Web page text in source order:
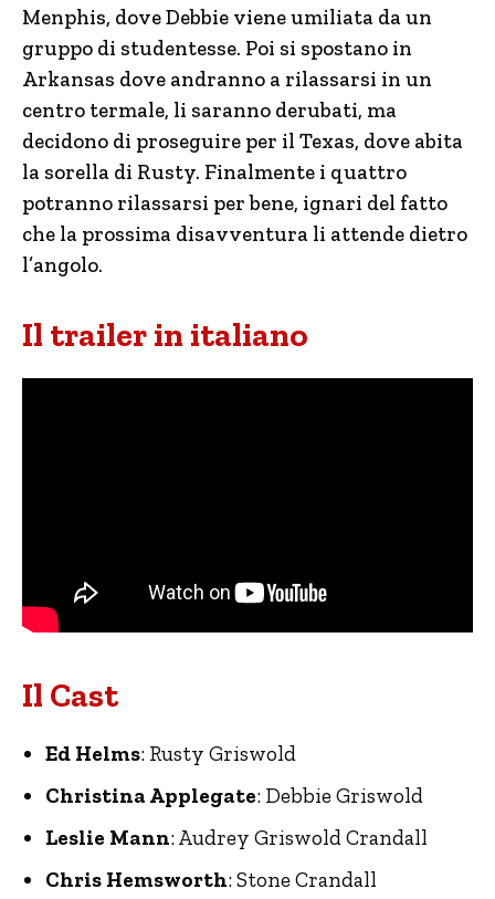
Menphis, dove Debbie viene umiliata da un
gruppo di studentesse. Poi si spostano in
Arkansas dove andranno a rilassarsi in un
centro termale, li saranno derubati, ma
decidono di proseguire per il Texas, dove abita
la sorella di Rusty. Finalmente i quattro
potranno rilassarsi per bene, ignari del fatto
che la prossima disavventura li attende dietro
l’angolo.
Il trailer in italiano
Il Cast
Ed Helms: Rusty Griswold
Christina Applegate: Debbie Griswold
Leslie Mann: Audrey Griswold Crandall
Chris Hemsworth: Stone Crandall